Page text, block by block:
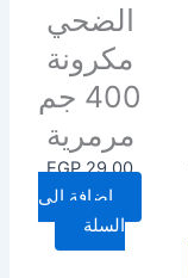
الضحي
مكرونة
400 جم
مرمرية
EGP29.00
إضافة إلى
السلة